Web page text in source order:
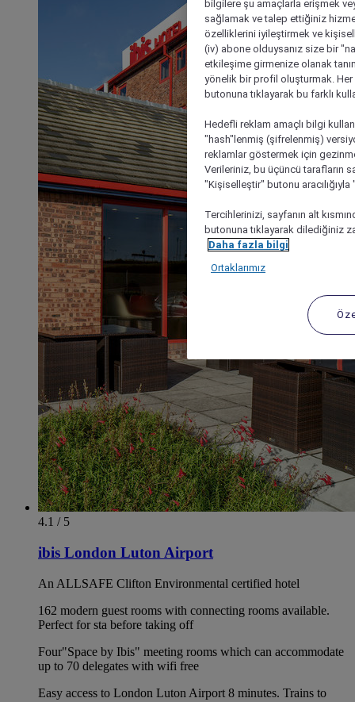
4.1 / 5
ibis London Luton Airport
An ALLSAFE Clifton Environmental certified hotel
162 modern guest rooms with connecting rooms available.
Perfect for sta before taking off
Four"Space by Ibis" meeting rooms which can accommodate
up to 70 delegates with wifi free
Easy access to London Luton Airport 8 minutes. Trains to
bilgilere şu amaçlarla erişmek
sağlamak ve talep ettiğiniz
özelliklerini iyileştirmek ve
(iv) abone olduysanız size bir
etkileşime girmenize olanak
yönelik bir profil oluşturmak.
butonuna tıklayarak bu farklı
Hedefli reklam amaçlı bilgi
"hash"lenmiş (şifrelenmiş)
reklamlar göstermek için
Verileriniz, bu üçüncü tarafların
"Kişiselleştir" butonu
Tercihlerinizi, sayfanın alt
butonuna tıklayarak dilediğiniz
Daha fazla bilgi
Ortaklarımız